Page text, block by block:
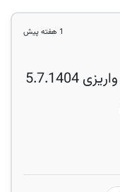
1 هفته پیش
بالاخره سهند پیش فروش تاریخ واریزی 5.7.1404